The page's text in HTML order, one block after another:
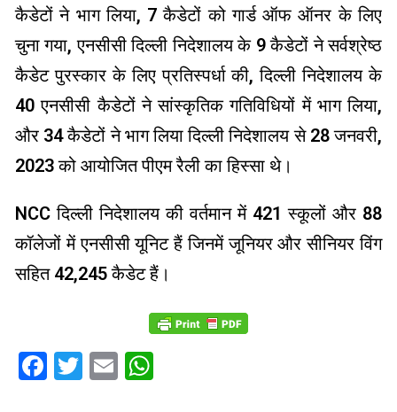
कैडेटों ने भाग लिया, 7 कैडेटों को गार्ड ऑफ ऑनर के लिए
चुना गया, एनसीसी दिल्ली निदेशालय के 9 कैडेटों ने सर्वश्रेष्ठ
कैडेट पुरस्कार के लिए प्रतिस्पर्धा की, दिल्ली निदेशालय के
40 एनसीसी कैडेटों ने सांस्कृतिक गतिविधियों में भाग लिया,
और 34 कैडेटों ने भाग लिया दिल्ली निदेशालय से 28 जनवरी,
2023 को आयोजित पीएम रैली का हिस्सा थे।
NCC दिल्ली निदेशालय की वर्तमान में 421 स्कूलों और 88
कॉलेजों में एनसीसी यूनिट हैं जिनमें जूनियर और सीनियर विंग
सहित 42,245 कैडेट हैं।
Facebook
Twitter
Email